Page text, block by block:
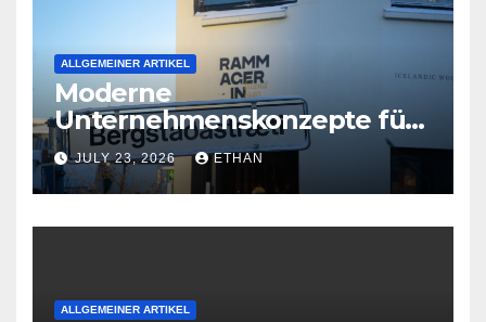
ALLGEMEINER ARTIKEL
Moderne
Unternehmenskonzepte für
wirtschaftliche
Organisationsreife
JULY 23, 2026 ETHAN
ALLGEMEINER ARTIKEL